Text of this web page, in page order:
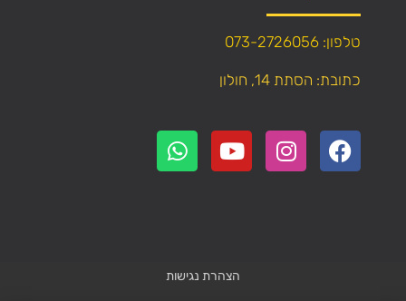
טלפון: 073-2726056
כתובת: הסתת 14, חולון
הצהרת נגישות